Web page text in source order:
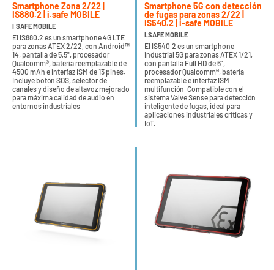
Smartphone Zona 2/22 |
IS880.2 | i.safe MOBILE
I.SAFE MOBILE
El IS880.2 es un smartphone 4G LTE
para zonas ATEX 2/22, con Android™
14, pantalla de 5,5", procesador
Qualcomm®, batería reemplazable de
4500 mAh e interfaz ISM de 13 pines.
Incluye botón SOS, selector de
canales y diseño de altavoz mejorado
para máxima calidad de audio en
entornos industriales.
Smartphone 5G con detección
de fugas para zonas 2/22 |
IS540.2 | i-safe MOBILE
I.SAFE MOBILE
El IS540.2 es un smartphone
industrial 5G para zonas ATEX 1/21,
con pantalla Full HD de 6",
procesador Qualcomm®, batería
reemplazable e interfaz ISM
multifunción. Compatible con el
sistema Valve Sense para detección
inteligente de fugas, ideal para
aplicaciones industriales críticas y
IoT.